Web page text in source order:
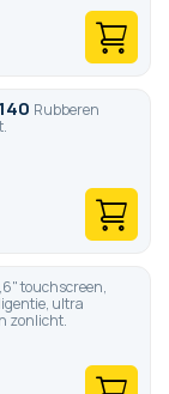
Rubberen
touchscreen,
ultra
zonlicht.